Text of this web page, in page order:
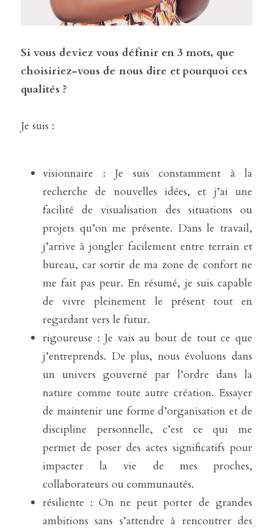
Si vous deviez vous définir en 3 mots, que
choisiriez-vous de nous dire et pourquoi ces
qualités ?
Je suis :
visionnaire : Je suis constamment à la
recherche de nouvelles idées, et j’ai une
facilité de visualisation des situations ou
projets qu’on me présente. Dans le travail,
j’arrive à jongler facilement entre terrain et
bureau, car sortir de ma zone de confort ne
me fait pas peur. En résumé, je suis capable
de vivre pleinement le présent tout en
regardant vers le futur.
rigoureuse : Je vais au bout de tout ce que
j’entreprends. De plus, nous évoluons dans
un univers gouverné par l’ordre dans la
nature comme toute autre création. Essayer
de maintenir une forme d’organisation et de
discipline personnelle, c’est ce qui me
permet de poser des actes significatifs pour
impacter la vie de mes proches,
collaborateurs ou communautés.
résiliente : On ne peut porter de grandes
ambitions sans s’attendre à rencontrer des